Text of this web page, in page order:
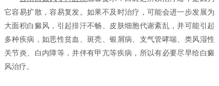
它容易扩散，容易复发。如果不及时治疗，可能会进一步发展为
大面积白癜风，引起排汗不畅、皮肤细胞代谢紊乱，并可能引起
多种疾病，如恶性贫血、斑秃、银屑病、支气管哮喘、类风湿性
关节炎、白内障等，并伴有甲亢等疾病，所以有必要尽早给白癜
风治疗。